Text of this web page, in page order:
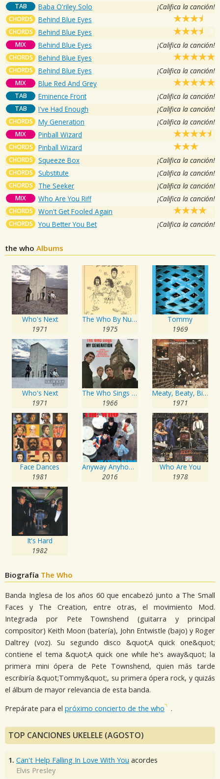
TAB Baba O'riley Solo ¡Califica la canción!
CHORDS Behind Blue Eyes
CHORDS Behind Blue Eyes
MIX Behind Blue Eyes ¡Califica la canción!
CHORDS Behind Blue Eyes
CHORDS Behind Blue Eyes ¡Califica la canción!
MIX Blue Red And Grey
TAB Eminence Front ¡Califica la canción!
TAB I've Had Enough ¡Califica la canción!
CHORDS My Generation ¡Califica la canción!
MIX Pinball Wizard
CHORDS Pinball Wizard
CHORDS Squeeze Box ¡Califica la canción!
CHORDS Substitute ¡Califica la canción!
CHORDS The Seeker ¡Califica la canción!
MIX Who Are You Riff ¡Califica la canción!
CHORDS Won't Get Fooled Again
CHORDS You Better You Bet ¡Califica la canción!
the who Albums
Who's Next
1971
The Who By Numbers
1975
Tommy
1969
Who's Next
1971
The Who Sings My Generation
1966
Meaty, Beaty, Big And Bouncy
1971
Face Dances
1981
Anyway Anyhow Anywhere
2016
Who Are You
1978
It's Hard
1982
Biografía The Who
Banda Inglesa de los años 60 que encabezó junto a The Small
Faces y The Creation, entre otras, el movimiento Mod.
Integrada por Pete Townshend (guitarra y principal
compositor) Keith Moon (batería), John Entwistle (bajo) y Roger
Daltrey (voz). Su segundo disco &quot;A quick one&quot;
contiene el tema &quot;A quick one while he's away&quot; la
primera mini ópera de Pete Townshend, quien más tarde
escribiría &quot;Tommy&quot;, su primera ópera rock, y quizás
el álbum de mayor relevancia de esta banda.
Prepárate para el próximo concierto de the who .
TOP CANCIONES UKELELE (AGOSTO)
1. Can't Help Falling In Love With You acordes
Elvis Presley